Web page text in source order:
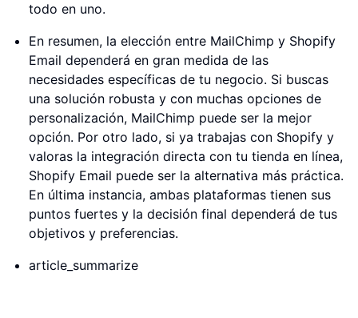
todo en uno.
En resumen, la elección entre MailChimp y Shopify
Email dependerá en gran medida de las
necesidades específicas de tu negocio. Si buscas
una solución robusta y con muchas opciones de
personalización, MailChimp puede ser la mejor
opción. Por otro lado, si ya trabajas con Shopify y
valoras la integración directa con tu tienda en línea,
Shopify Email puede ser la alternativa más práctica.
En última instancia, ambas plataformas tienen sus
puntos fuertes y la decisión final dependerá de tus
objetivos y preferencias.
article_summarize